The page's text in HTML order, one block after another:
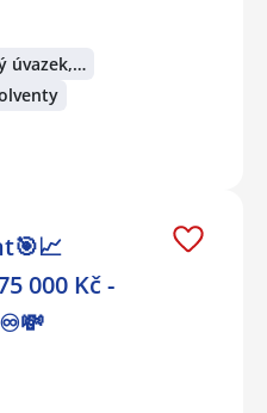
úvazek,…
000 Kč -